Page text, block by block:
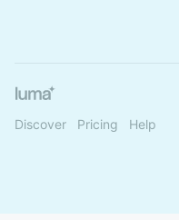
Discover Pricing Help